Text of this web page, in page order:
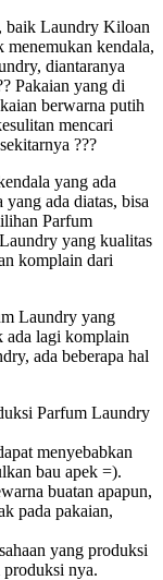
baik Laundry Kiloan
kendala,
diantaranya
Pakaian yang di
berwarna putih
mencari
???
yang ada
yang ada diatas, bisa
Parfum
yang kualitas
komplain dari
Laundry yang
ada lagi komplain
ada beberapa hal
Parfum Laundry
menyebabkan
bau apek =).
buatan apapun,
pada pakaian,
yang produksi
nya.